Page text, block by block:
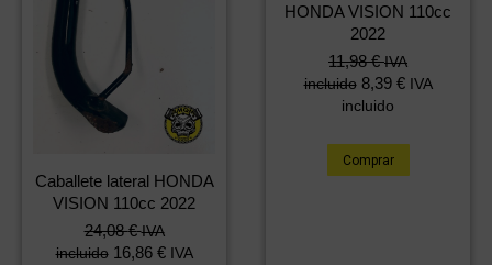
Caballete lateral HONDA
VISION 110cc 2022
24,08€ IVA
incluido 16,86 € IVA
HONDA VISION 110cc
2022
11,98€ IVA
incluido 8,39 € IVA
incluido
Comprar